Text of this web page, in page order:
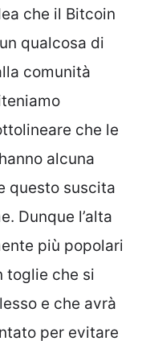
che il Bitcoin
qualcosa di
comunità
che le
alcuna
questo suscita
Dunque l’alta
più popolari
toglie che si
e che avrà
per evitare